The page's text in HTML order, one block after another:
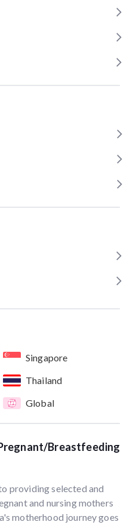
Singapore
Thailand
Global
Breastfeeding
providing selected and
and nursing mothers
motherhood journey goes